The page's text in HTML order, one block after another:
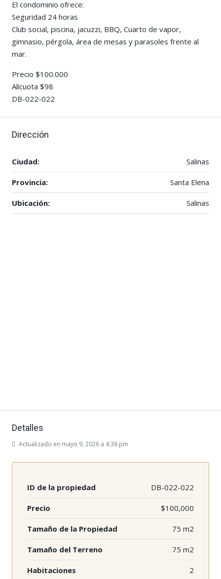
El condominio ofrece:
Seguridad 24 horas
Club social, piscina, jacuzzi, BBQ, Cuarto de vapor,
gimnasio, pérgola, área de mesas y parasoles frente al
mar.
Precio $100.000
Alícuota $98
DB-022-022
Dirección
Ciudad: Salinas
Provincia: Santa Elena
Ubicación: Salinas
Detalles
Actualizado en mayo 9, 2026 a 4:38 pm
ID de la propiedad DB-022-022
Precio $100,000
Tamaño de la Propiedad 75 m2
Tamaño del Terreno 75 m2
Habitaciones 2